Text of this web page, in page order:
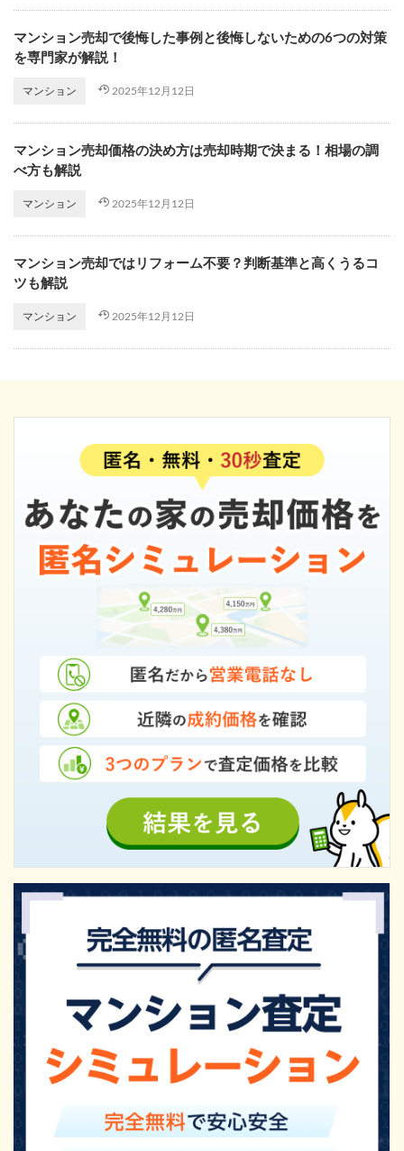
マンション売却で後悔した事例と後悔しないための6つの対策
を専門家が解説！
マンション 2025年12月12日
マンション売却価格の決め方は売却時期で決まる！相場の調
べ方も解説
マンション 2025年12月12日
マンション売却ではリフォーム不要？判断基準と高くうるコ
ツも解説
マンション 2025年12月12日